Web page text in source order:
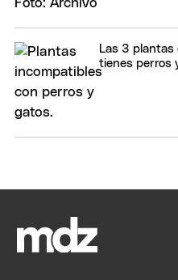
Las 3 plantas
tienes perros